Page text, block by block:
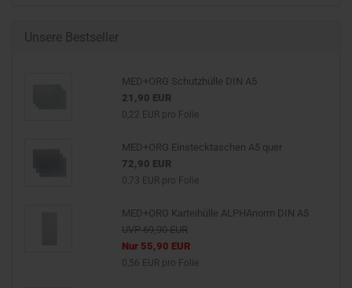
Unsere Bestseller
MED+ORG Schutzhülle DIN A5
21,90 EUR
0,22 EUR pro Folie
MED+ORG Einstecktaschen A5 quer
72,90 EUR
0,73 EUR pro Folie
MED+ORG Karteihülle ALPHAnorm DIN A5
UVP 69,90 EUR
Nur 55,90 EUR
0,56 EUR pro Folie